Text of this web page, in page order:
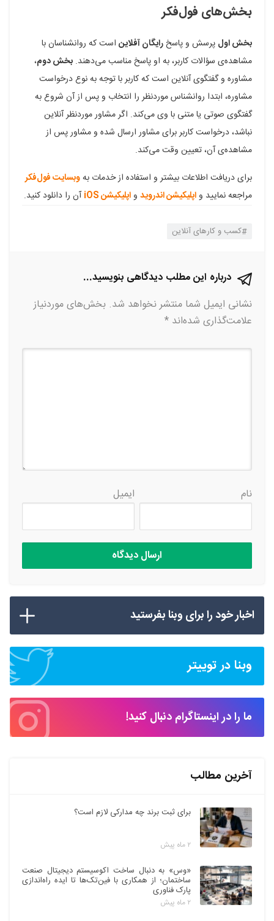
بخش‌های فول‌فکر
بخش اول پرسش و پاسخرایگان آفلاین است که روانشناسان با
مشاهده‌ی سؤالات کاربر، به او پاسخ مناسب می‌دهند. بخش دوم،
مشاوره و گفتگوی آنلاین است که کاربر با توجه به نوع درخواست
مشاوره، ابتدا روانشناس موردنظر را انتخاب و پس از آن شروع به
گفتگوی صوتی یا متنی با وی می‌کند. اگر مشاور موردنظر آنلاین
نباشد، درخواست کاربر برای مشاور ارسال شده و مشاور پس از
مشاهده‌ی آن، تعیین وقت می‌کند.
برای دریافت اطلاعات بیشتر و استفاده از خدمات بهوبسایت فول‌فکر
مراجعه نمایید واپلیکیشن اندروید واپلیکیشن iOS آن را دانلود کنید.
کسب و کارهای آنلاین
درباره این مطلب دیدگاهی بنویسید...
نشانی ایمیل شما منتشر نخواهد شد. بخش‌های موردنیاز
علامت‌گذاری شده‌اند *
نام ایمیل
اخبار خود را برای وبنا بفرستید
وبنا در توییتر
ما را در اینستاگرام دنبال کنید!
آخرین مطالب
برای ثبت برند چه مدارکی لازم است؟
۲ ماه پیش
«وس» به دنبال ساخت اکوسیستم دیجیتال صنعت
ساختمان؛ از همکاری با فین‌تک‌ها تا ایده راه‌اندازی
پارک فناوری
۲ ماه پیش